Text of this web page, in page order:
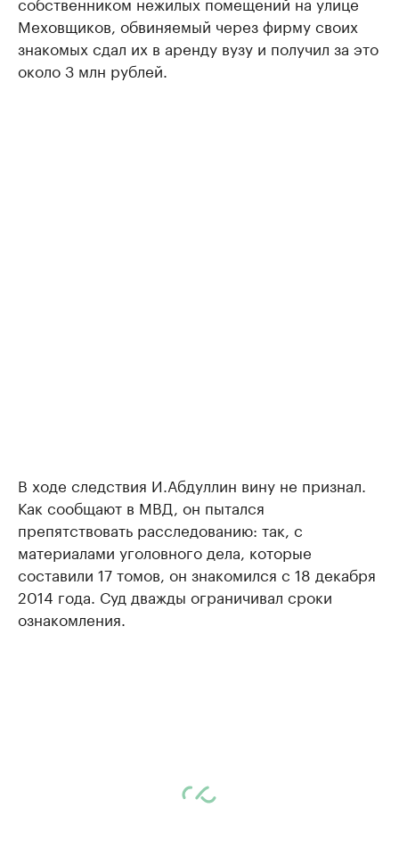
Меховщиков, обвиняемый через фирму своих
знакомых сдал их в аренду вузу и получил за это
около 3 млн рублей.
В ходе следствия И.Абдуллин вину не признал.
Как сообщают в МВД, он пытался
препятствовать расследованию: так, с
материалами уголовного дела, которые
составили 17 томов, он знакомился с 18 декабря
2014 года. Суд дважды ограничивал сроки
ознакомления.